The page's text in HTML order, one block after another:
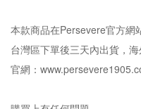
本款商品在Persevere官方網
台灣區下單後三天內出貨，
官網：